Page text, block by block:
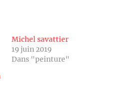
Michel savattier
19 juin 2019
Dans "peinture"